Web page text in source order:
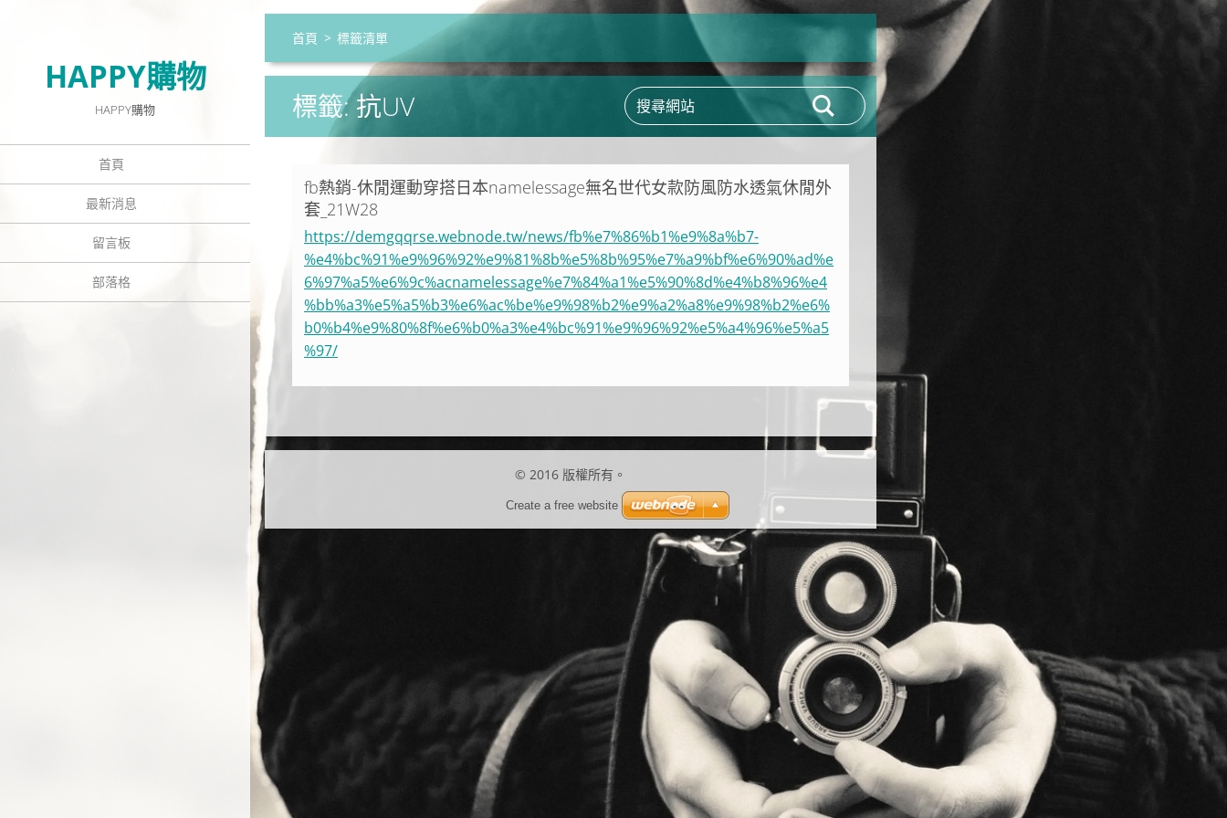
HAPPY購物
HAPPY購物
首頁
最新消息
留言板
部落格
首頁 > 標籤清單
標籤: 抗UV
fb熱銷-休閒運動穿搭日本namelessage無名世代女款防風防水透氣休閒外
套_21W28
https://demgqqrse.webnode.tw/news/fb%e7%86%b1%e9%8a%b7-
%e4%bc%91%e9%96%92%e9%81%8b%e5%8b%95%e7%a9%bf%e6%90%ad%e
6%97%a5%e6%9c%acnamelessage%e7%84%a1%e5%90%8d%e4%b8%96%e4
%bb%a3%e5%a5%b3%e6%ac%be%e9%98%b2%e9%a2%a8%e9%98%b2%e6%
b0%b4%e9%80%8f%e6%b0%a3%e4%bc%91%e9%96%92%e5%a4%96%e5%a5
%97/
© 2016 版權所有。
Create a free website